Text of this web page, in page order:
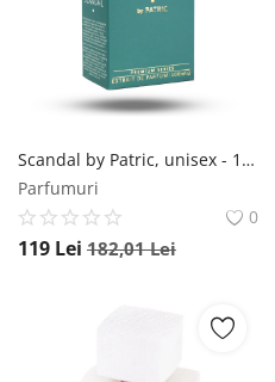
Scandal by Patric, unisex - 100 ml by Patric
Parfumuri
0
119 Lei 182,01Lei